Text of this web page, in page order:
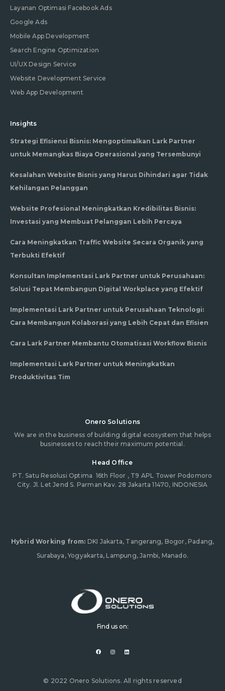
Layanan Optimasi Facebook Ads
Google Ads
Mobile App Development
Search Engine Optimization
UI/UX Design Service
Website Development Service
Web App Development
Insights
Strategi Efisiensi Bisnis: Mengoptimalkan Lark Partner
untuk Memangkas Biaya Operasional yang Tersembunyi
Kesalahan Website Bisnis yang Harus Dihindari agar Tidak
Kehilangan Pelanggan
Website Profesional Meningkatkan Kredibilitas Bisnis:
Investasi yang Membuat Pelanggan Lebih Percaya
Cara Meningkatkan Traffic Website Secara Organik yang
Terbukti Efektif
Konsultan Implementasi Lark Partner untuk Perusahaan:
Solusi Tepat Membangun Digital Workplace yang Efektif
Implementasi Lark Partner untuk Perusahaan Teknologi:
Cara Membangun Kolaborasi yang Lebih Cepat dan Efisien
Cara Lark Partner Membantu Otomatisasi Workflow Bisnis
Implementasi Lark Partner untuk Meningkatkan
Produktivitas Tim
Onero Solutions
We are in the business of building digital ecosystem that helps
businesses to reach their maximum potential.
Head Office
PT. Satu Resolusi Optima 16th Floor , T9 APL Tower Podomoro
City. Jl. Let Jend S. Parman Kav. 28 Jakarta 11470, INDONESIA
Hybrid Working from: DKI Jakarta, Tangerang, Bogor, Padang,
Surabaya, Yogyakarta, Lampung, Jambi, Manado.
Find us on:
a
o
k
n
a
i
n
© 2022 Onero Solutions. All rights reserved